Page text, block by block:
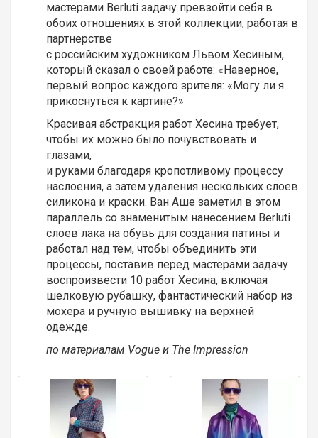
мастерами Berluti задачу превзойти себя в
обоих отношениях в этой коллекции, работая в
партнерстве
с российским художником Львом Хесиным,
который сказал о своей работе: «Наверное,
первый вопрос каждого зрителя: «Могу ли я
прикоснуться к картине?»
Красивая абстракция работ Хесина требует,
чтобы их можно было почувствовать и
глазами,
и руками благодаря кропотливому процессу
наслоения, а затем удаления нескольких слоев
силикона и краски. Ван Аше заметил в этом
параллель со знаменитым нанесением Berluti
слоев лака на обувь для создания патины и
работал над тем, чтобы объединить эти
процессы, поставив перед мастерами задачу
воспроизвести 10 работ Хесина, включая
шелковую рубашку, фантастический набор из
мохера и ручную вышивку на верхней
одежде.
по материалам Vogue и The Impression